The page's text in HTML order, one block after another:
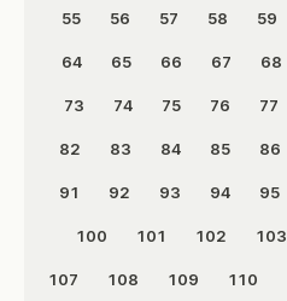
55 56 57 58 59
64 65 66 67 68
73 74 75 76 77
82 83 84 85 86
91 92 93 94 95
100 101 102 103
107 108 109 110